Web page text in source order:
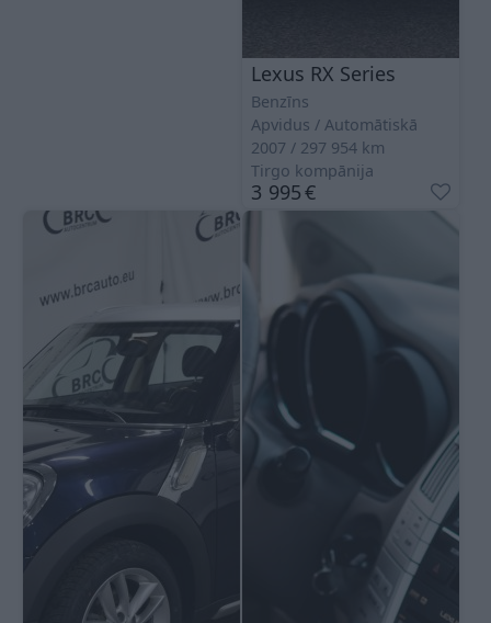
Lexus RX Series
Benzīns
Apvidus
Automātiskā
2007
297 954 km
Tirgo kompānija
3 995€